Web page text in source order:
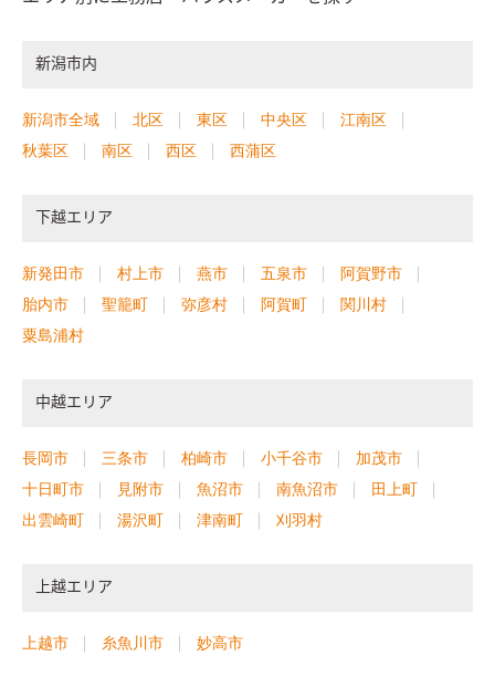
新潟市内
新潟市全域 北区 東区 中央区
江南区
秋葉区
南区 西区 西蒲区
下越エリア
新発田市 村上市 燕市 五泉市
阿賀野市
胎内市
聖籠町 弥彦村 阿賀町
関川村
粟島浦村
中越エリア
長岡市 三条市 柏崎市 小千谷市
加茂市
十日町市
見附市 魚沼市 南魚沼市
田上町
出雲崎町
湯沢町 津南町 刈羽村
上越エリア
上越市 糸魚川市 妙高市